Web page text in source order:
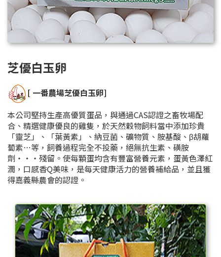
芝優白玉卵
[ 一番農場芝優白玉卵]
本公司堅持生產高優質蛋品，與通過CAS認證之畜牧場配
合、精選健康優良的雞隻，於天然穀物飼料當中添加珍貴
「靈芝」、「葉黃素」、納豆菌、礦物質、胺基酸、β胡蘿
蔔素…等，飼養過程完全不投藥，絕無抗生素、磺胺
劑‧‧‧殘留。使每顆蛋均含有豐富營養元素，蛋黃色澤紅
潤，口感香Q美味，是每天健康活力的營養補給品，並且獲
得嘉義縣農會的認證。